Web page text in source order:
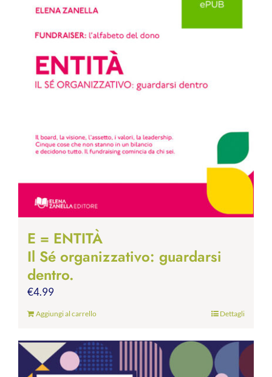
E = ENTITÀ
Il Sé organizzativo: guardarsi
dentro.
€4.99
Aggiungi al carrello Dettagli